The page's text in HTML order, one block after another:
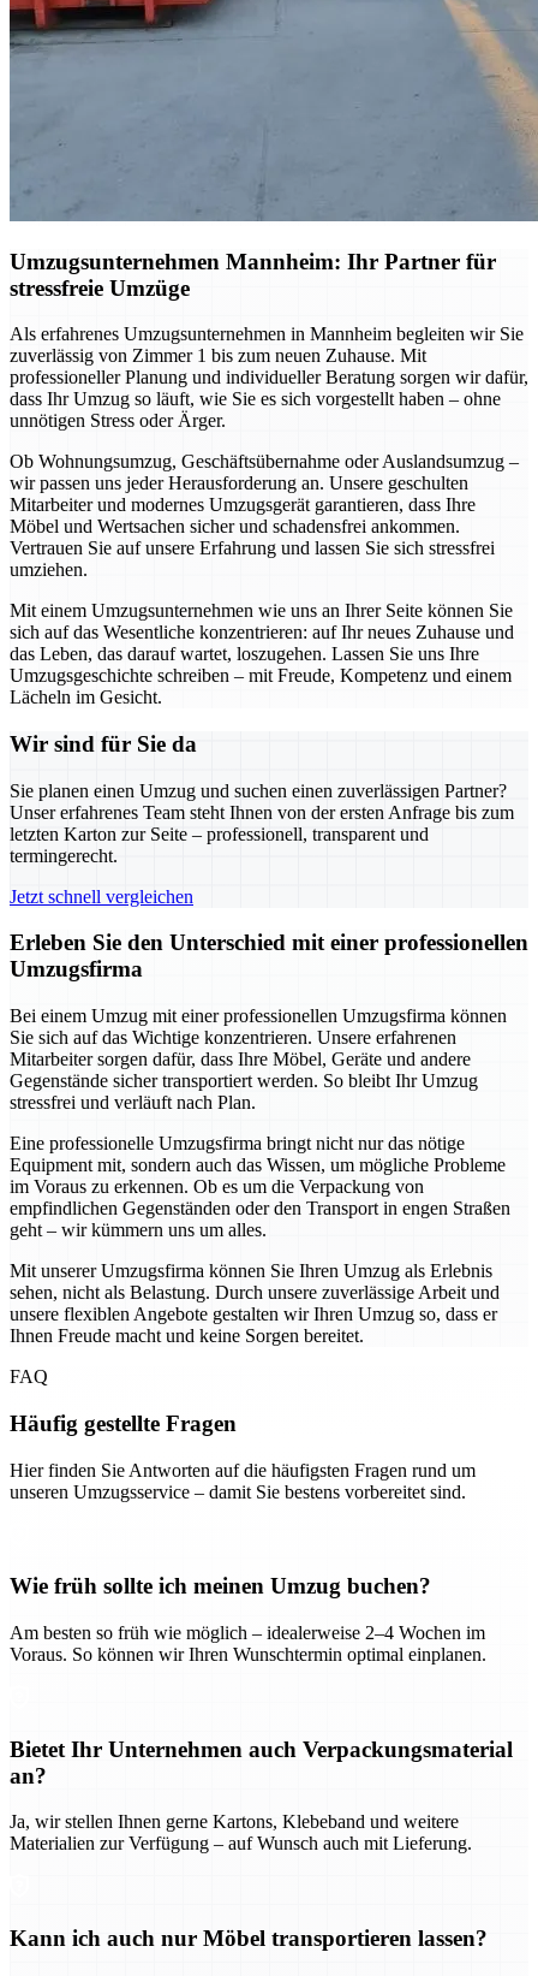
Umzugsunternehmen Mannheim: Ihr Partner für
stressfreie Umzüge
Als erfahrenes Umzugsunternehmen in Mannheim begleiten wir Sie
zuverlässig von Zimmer 1 bis zum neuen Zuhause. Mit
professioneller Planung und individueller Beratung sorgen wir dafür,
dass Ihr Umzug so läuft, wie Sie es sich vorgestellt haben – ohne
unnötigen Stress oder Ärger.
Ob Wohnungsumzug, Geschäftsübernahme oder Auslandsumzug –
wir passen uns jeder Herausforderung an. Unsere geschulten
Mitarbeiter und modernes Umzugsgerät garantieren, dass Ihre
Möbel und Wertsachen sicher und schadensfrei ankommen.
Vertrauen Sie auf unsere Erfahrung und lassen Sie sich stressfrei
umziehen.
Mit einem Umzugsunternehmen wie uns an Ihrer Seite können Sie
sich auf das Wesentliche konzentrieren: auf Ihr neues Zuhause und
das Leben, das darauf wartet, loszugehen. Lassen Sie uns Ihre
Umzugsgeschichte schreiben – mit Freude, Kompetenz und einem
Lächeln im Gesicht.
Wir sind für Sie da
Sie planen einen Umzug und suchen einen zuverlässigen Partner?
Unser erfahrenes Team steht Ihnen von der ersten Anfrage bis zum
letzten Karton zur Seite – professionell, transparent und
termingerecht.
Jetzt schnell vergleichen
Erleben Sie den Unterschied mit einer professionellen
Umzugsfirma
Bei einem Umzug mit einer professionellen Umzugsfirma können
Sie sich auf das Wichtige konzentrieren. Unsere erfahrenen
Mitarbeiter sorgen dafür, dass Ihre Möbel, Geräte und andere
Gegenstände sicher transportiert werden. So bleibt Ihr Umzug
stressfrei und verläuft nach Plan.
Eine professionelle Umzugsfirma bringt nicht nur das nötige
Equipment mit, sondern auch das Wissen, um mögliche Probleme
im Voraus zu erkennen. Ob es um die Verpackung von
empfindlichen Gegenständen oder den Transport in engen Straßen
geht – wir kümmern uns um alles.
Mit unserer Umzugsfirma können Sie Ihren Umzug als Erlebnis
sehen, nicht als Belastung. Durch unsere zuverlässige Arbeit und
unsere flexiblen Angebote gestalten wir Ihren Umzug so, dass er
Ihnen Freude macht und keine Sorgen bereitet.
FAQ
Häufig gestellte Fragen
Hier finden Sie Antworten auf die häufigsten Fragen rund um
unseren Umzugsservice – damit Sie bestens vorbereitet sind.
Wie früh sollte ich meinen Umzug buchen?
Am besten so früh wie möglich – idealerweise 2–4 Wochen im
Voraus. So können wir Ihren Wunschtermin optimal einplanen.
Bietet Ihr Unternehmen auch Verpackungsmaterial
an?
Ja, wir stellen Ihnen gerne Kartons, Klebeband und weitere
Materialien zur Verfügung – auf Wunsch auch mit Lieferung.
Kann ich auch nur Möbel transportieren lassen?